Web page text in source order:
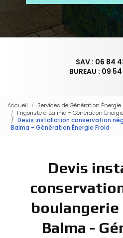
SAV : 06 84
BUREAU : 09
Accueil
Services de Génération
Frigoriste à Balma - Génération
Devis installation conservation
Balma - Génération Énergie Froid
Devis
Balma -